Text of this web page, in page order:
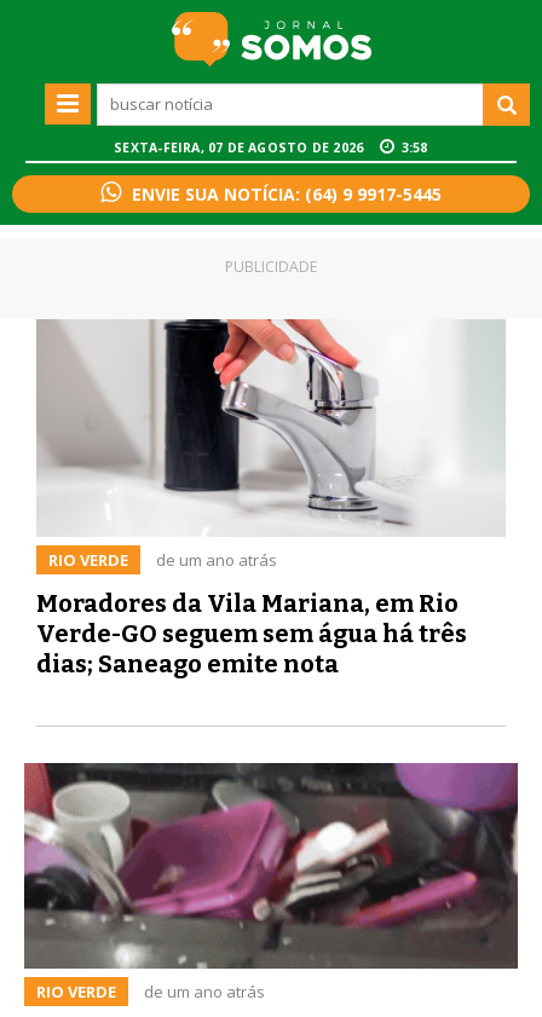
SEXTA-FEIRA, 07 DE AGOSTO DE 2026 3:58
ENVIE SUA NOTÍCIA: (64) 9 9917-5445
RIO VERDE de um ano atrás
Moradores da Vila Mariana, em Rio
Verde-GO seguem sem água há três
dias; Saneago emite nota
PUBLICIDADE
RIO VERDE de um ano atrás